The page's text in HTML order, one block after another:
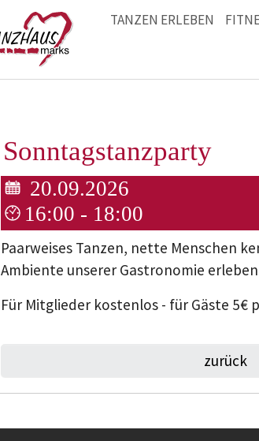
TANZEN ERLEBEN
Sonntagstanzparty
20.09.2026
16:00 - 18:00
Paarweises Tanzen, nette Menschen
Ambiente unserer Gastronomie
Für Mitglieder kostenlos - für Gäste 5€
zurück